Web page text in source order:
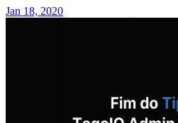
Jan 18, 2020